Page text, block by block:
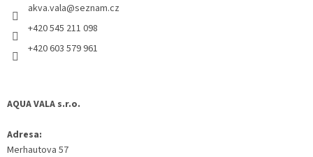
akva.vala@seznam.cz
+420 545 211 098
+420 603 579 961
AQUA VALA s.r.o.
Adresa:
Merhautova 57